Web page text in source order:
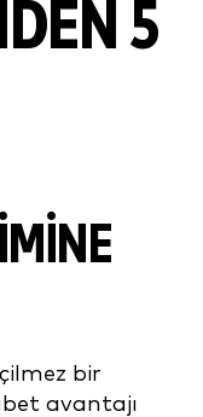
5
bir
avantajı